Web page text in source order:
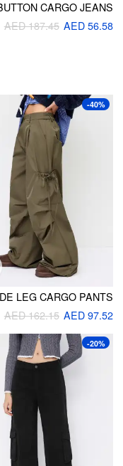
AED 56.58
AED 187.45
-40%
AED 97.52
AED 162.15
-20%